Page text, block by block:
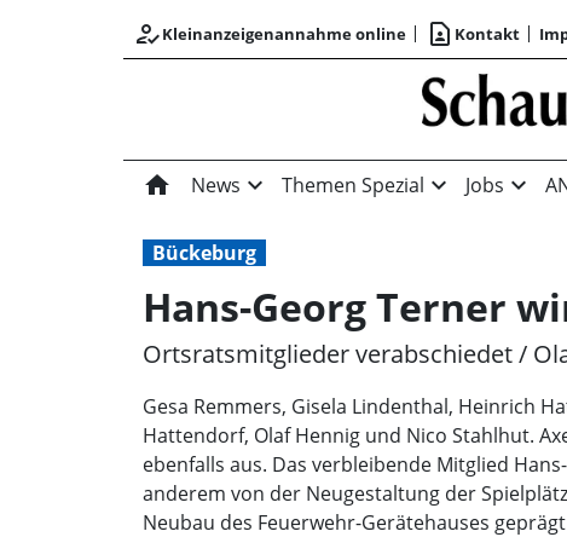
how_to_regKleinanzeigenannahme online contact_page Kontakt
home News expand_more Themen Spezial expand_more Jobs expand_more
Bückeburg
Hans-Georg Terner
Ortsratsmitglieder verabschiedet /
Gesa Remmers, Gisela Lindenthal, Heinrich
Hattendorf, Olaf Hennig und Nico Stahlhut.
ebenfalls aus. Das verbleibende Mitglied
anderem von der Neugestaltung der
Neubau des Feuerwehr-Gerätehauses